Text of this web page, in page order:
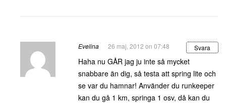
Evelina 26 maj, 2012 on 07:48 Svara
Haha nu GÅR jag ju inte så mycket
snabbare än dig, så testa att spring lite och
se var du hamnar! Använder du runkeeper
kan du gå 1 km, springa 1 osv, då kan du